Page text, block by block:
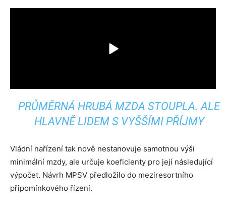
PRŮMĚRNÁ HRUBÁ MZDA STOUPLA. ALE
HLAVNĚ LIDEM S VYŠŠÍMI PŘÍJMY
Vládní nařízení tak nově nestanovuje samotnou výši
minimální mzdy, ale určuje koeficienty pro její následující
výpočet. Návrh MPSV předložilo do meziresortního
připomínkového řízení.